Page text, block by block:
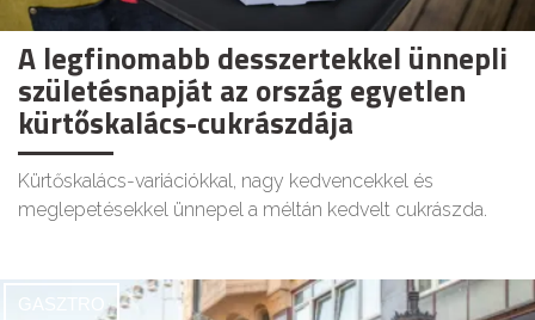
A legfinomabb desszertekkel ünnepli
születésnapját az ország egyetlen
kürtőskalács-cukrászdája
Kürtőskalács-variációkkal, nagy kedvencekkel és
meglepetésekkel ünnepel a méltán kedvelt cukrászda.